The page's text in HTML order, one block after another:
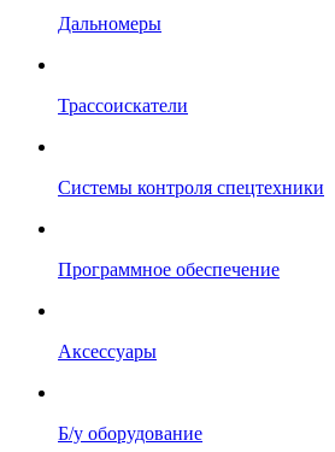
Дальномеры
Трассоискатели
Системы контроля спецтехники
Программное обеспечение
Аксессуары
Б/у оборудование